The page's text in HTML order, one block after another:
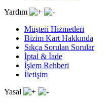
Yardım
Müşteri Hizmetleri
Bizim Kart Hakkında
Sıkça Sorulan Sorular
İptal & İade
İşlem Rehberi
İletişim
Yasal